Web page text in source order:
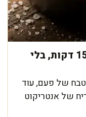
אנטריקוט משגע במחבת ב-15 דקות, בלי
של פעם, עוד
של אנטריקוט